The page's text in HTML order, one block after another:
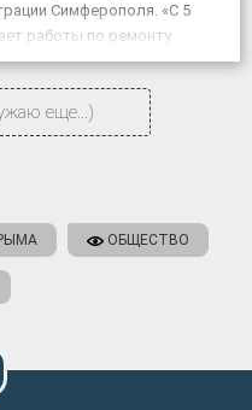
Симферополя. «С 5
работы по ремонту
еще...)
ОБЩЕСТВО